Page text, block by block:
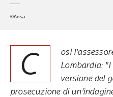
©Ansa
C
osì
Lombardia:
versione del
prosecuzione di